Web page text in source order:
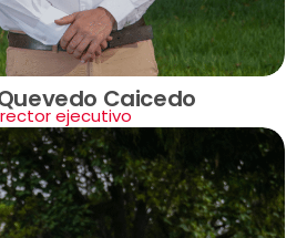
Caicedo
ejecutivo